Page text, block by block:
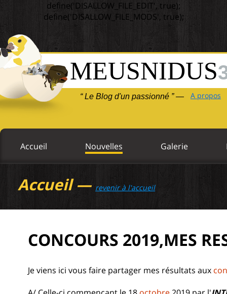
define('DISALLOW_FILE_EDIT', true);
define('DISALLOW_FILE_MODS', true);
MEUSNIDUS
“ Le Blog d'un passionné ” — A propos
Accueil Nouvelles Galerie
Accueil — revenir à l'accueil
CONCOURS 2019,MES
Je viens ici vous faire partager mes résultats aux